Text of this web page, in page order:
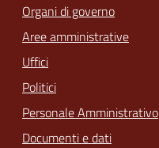
Organi di governo
Aree amministrative
Uffici
Politici
Personale Amministrativo
Documenti e dati